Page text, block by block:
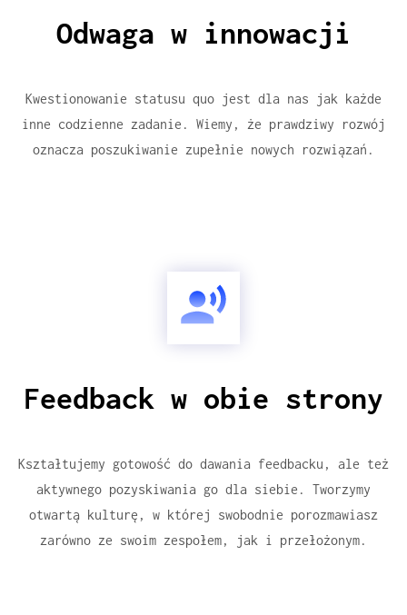
Odwaga w innowacji
Kwestionowanie statusu quo jest dla nas jak każde
inne codzienne zadanie. Wiemy, że prawdziwy rozwój
oznacza poszukiwanie zupełnie nowych rozwiązań.
Feedback w obie strony
Kształtujemy gotowość do dawania feedbacku, ale też
aktywnego pozyskiwania go dla siebie. Tworzymy
otwartą kulturę, w której swobodnie porozmawiasz
zarówno ze swoim zespołem, jak i przełożonym.